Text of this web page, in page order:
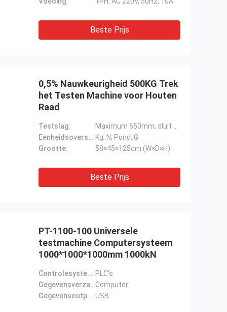
Beste Prijs
0,5% Nauwkeurigheid 500KG Trek
het Testen Machine voor Houten
Raad
Testslag:
Maximum 650mm, sluit greep uit
Eenheidsoverschakeling:: Kg; N; Pond; G
Grootte:
58×45×125cm (W×D×H)
Beste Prijs
PT-1100-100 Universele
testmachine Computersysteem
1000*1000*1000mm 1000kN
Controlesysteem: PLC's
Gegevensverzamelingsysteem:Computer
Gegevensoutput: USB